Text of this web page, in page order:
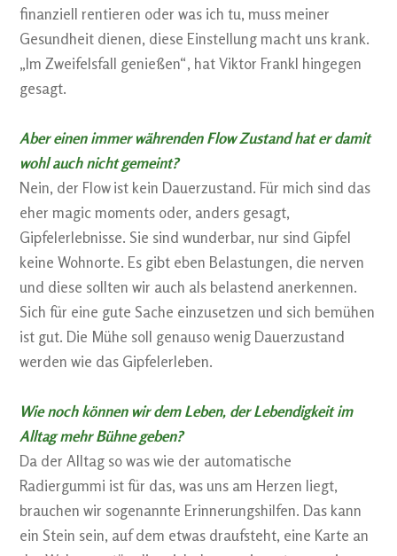
finanziell rentieren oder was ich tu, muss meiner
Gesundheit dienen, diese Einstellung macht uns krank.
„Im Zweifelsfall genießen“, hat Viktor Frankl hingegen
gesagt.
Aber einen immer währenden Flow Zustand hat er damit
wohl auch nicht gemeint?
Nein, der Flow ist kein Dauerzustand. Für mich sind das
eher magic moments oder, anders gesagt,
Gipfelerlebnisse. Sie sind wunderbar, nur sind Gipfel
keine Wohnorte. Es gibt eben Belastungen, die nerven
und diese sollten wir auch als belastend anerkennen.
Sich für eine gute Sache einzusetzen und sich bemühen
ist gut. Die Mühe soll genauso wenig Dauerzustand
werden wie das Gipfelerleben.
Wie noch können wir dem Leben, der Lebendigkeit im
Alltag mehr Bühne geben?
Da der Alltag so was wie der automatische
Radiergummi ist für das, was uns am Herzen liegt,
brauchen wir sogenannte Erinnerungshilfen. Das kann
ein Stein sein, auf dem etwas draufsteht, eine Karte an